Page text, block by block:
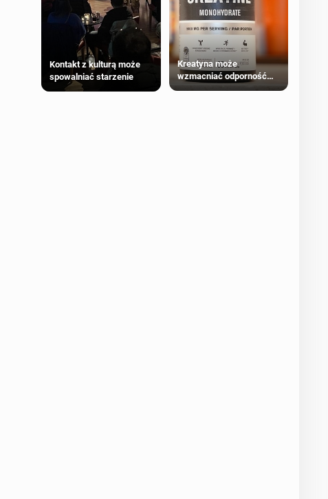
Kontakt z kulturą może
spowalniać starzenie
Kreatyna może
wzmacniać odporność
przeciw nowotworom